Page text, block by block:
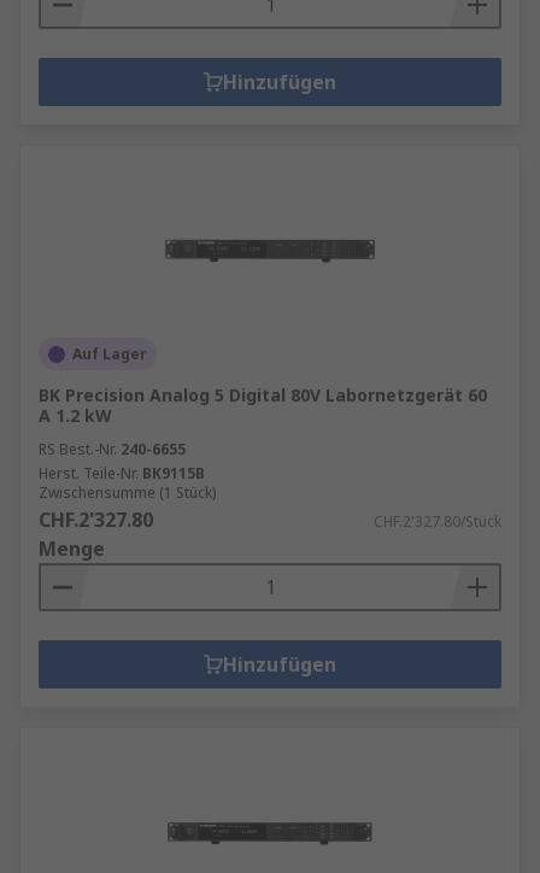
Hinzufügen
Auf Lager
BK Precision Analog 5 Digital 80V Labornetzgerät 60
A 1.2 kW
RS Best.-Nr. 240-6655
Herst. Teile-Nr. BK9115B
Zwischensumme (1 Stück)
CHF.2'327.80 CHF.2'327.80/Stück
Menge
Hinzufügen